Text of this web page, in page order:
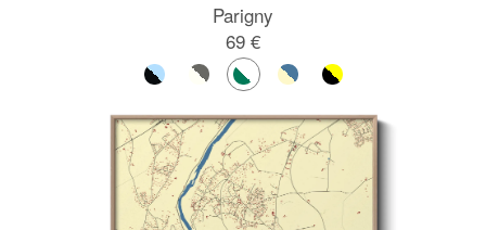
Parigny
69 €